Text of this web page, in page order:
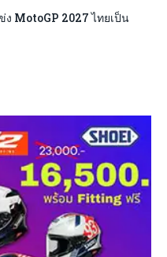
MotoGP 2027 ไทยเป็น